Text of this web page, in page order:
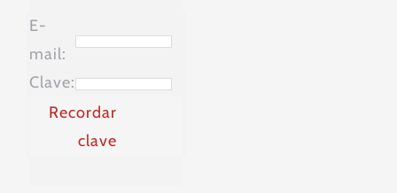
E-
mail:
Clave:
Recordar
clave